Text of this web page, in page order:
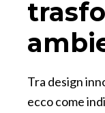
Tra design
ecco come